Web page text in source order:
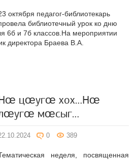
октября педагог-библиотекарь
библиотечный урок ко дню
6б и 7б классов.На мероприятии
директора Браева В.А.
цœугœ хох…Нœ
мœсыг…
0 389
неделя, посвященная